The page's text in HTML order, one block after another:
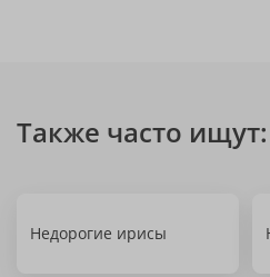
Также часто ищут:
Недорогие ирисы